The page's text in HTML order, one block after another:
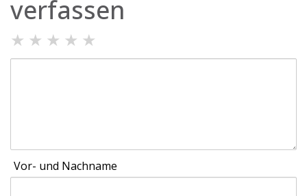
verfassen
★ ★ ★ ★ ★
Vor- und Nachname